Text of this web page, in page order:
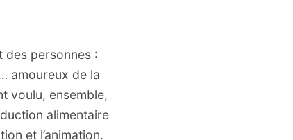
des personnes :
amoureux de la
voulu, ensemble,
alimentaire
et l’animation.